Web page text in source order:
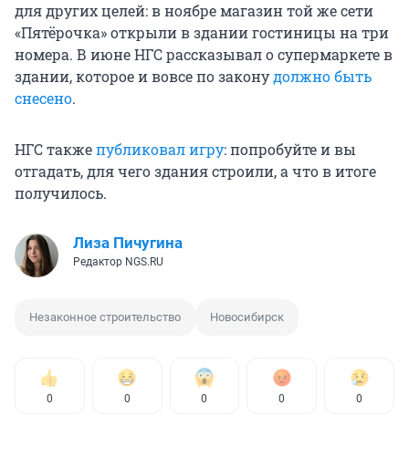
для других целей: в ноябре магазин той же сети
«Пятёрочка» открыли в здании гостиницы на три
номера. В июне НГС рассказывал о супермаркете в
здании, которое и вовсе по законудолжно быть
снесено.
НГС такжепубликовал игру: попробуйте и вы
отгадать, для чего здания строили, а что в итоге
получилось.
Лиза Пичугина
Редактор NGS.RU
Незаконное строительство Новосибирск
0 0 0 0 0